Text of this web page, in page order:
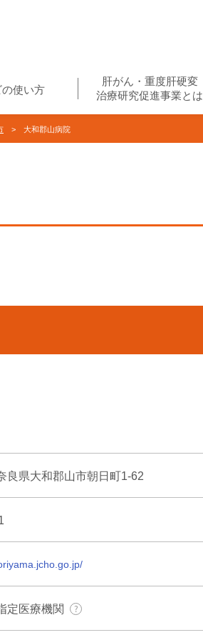
の使い方
肝がん・重度肝硬変
治療研究促進事業とは
> 大和郡山病院
良県大和郡山市朝日町1-62
定医療機関